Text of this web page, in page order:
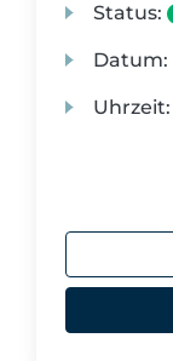
Status:
Datum:
Uhrzeit: